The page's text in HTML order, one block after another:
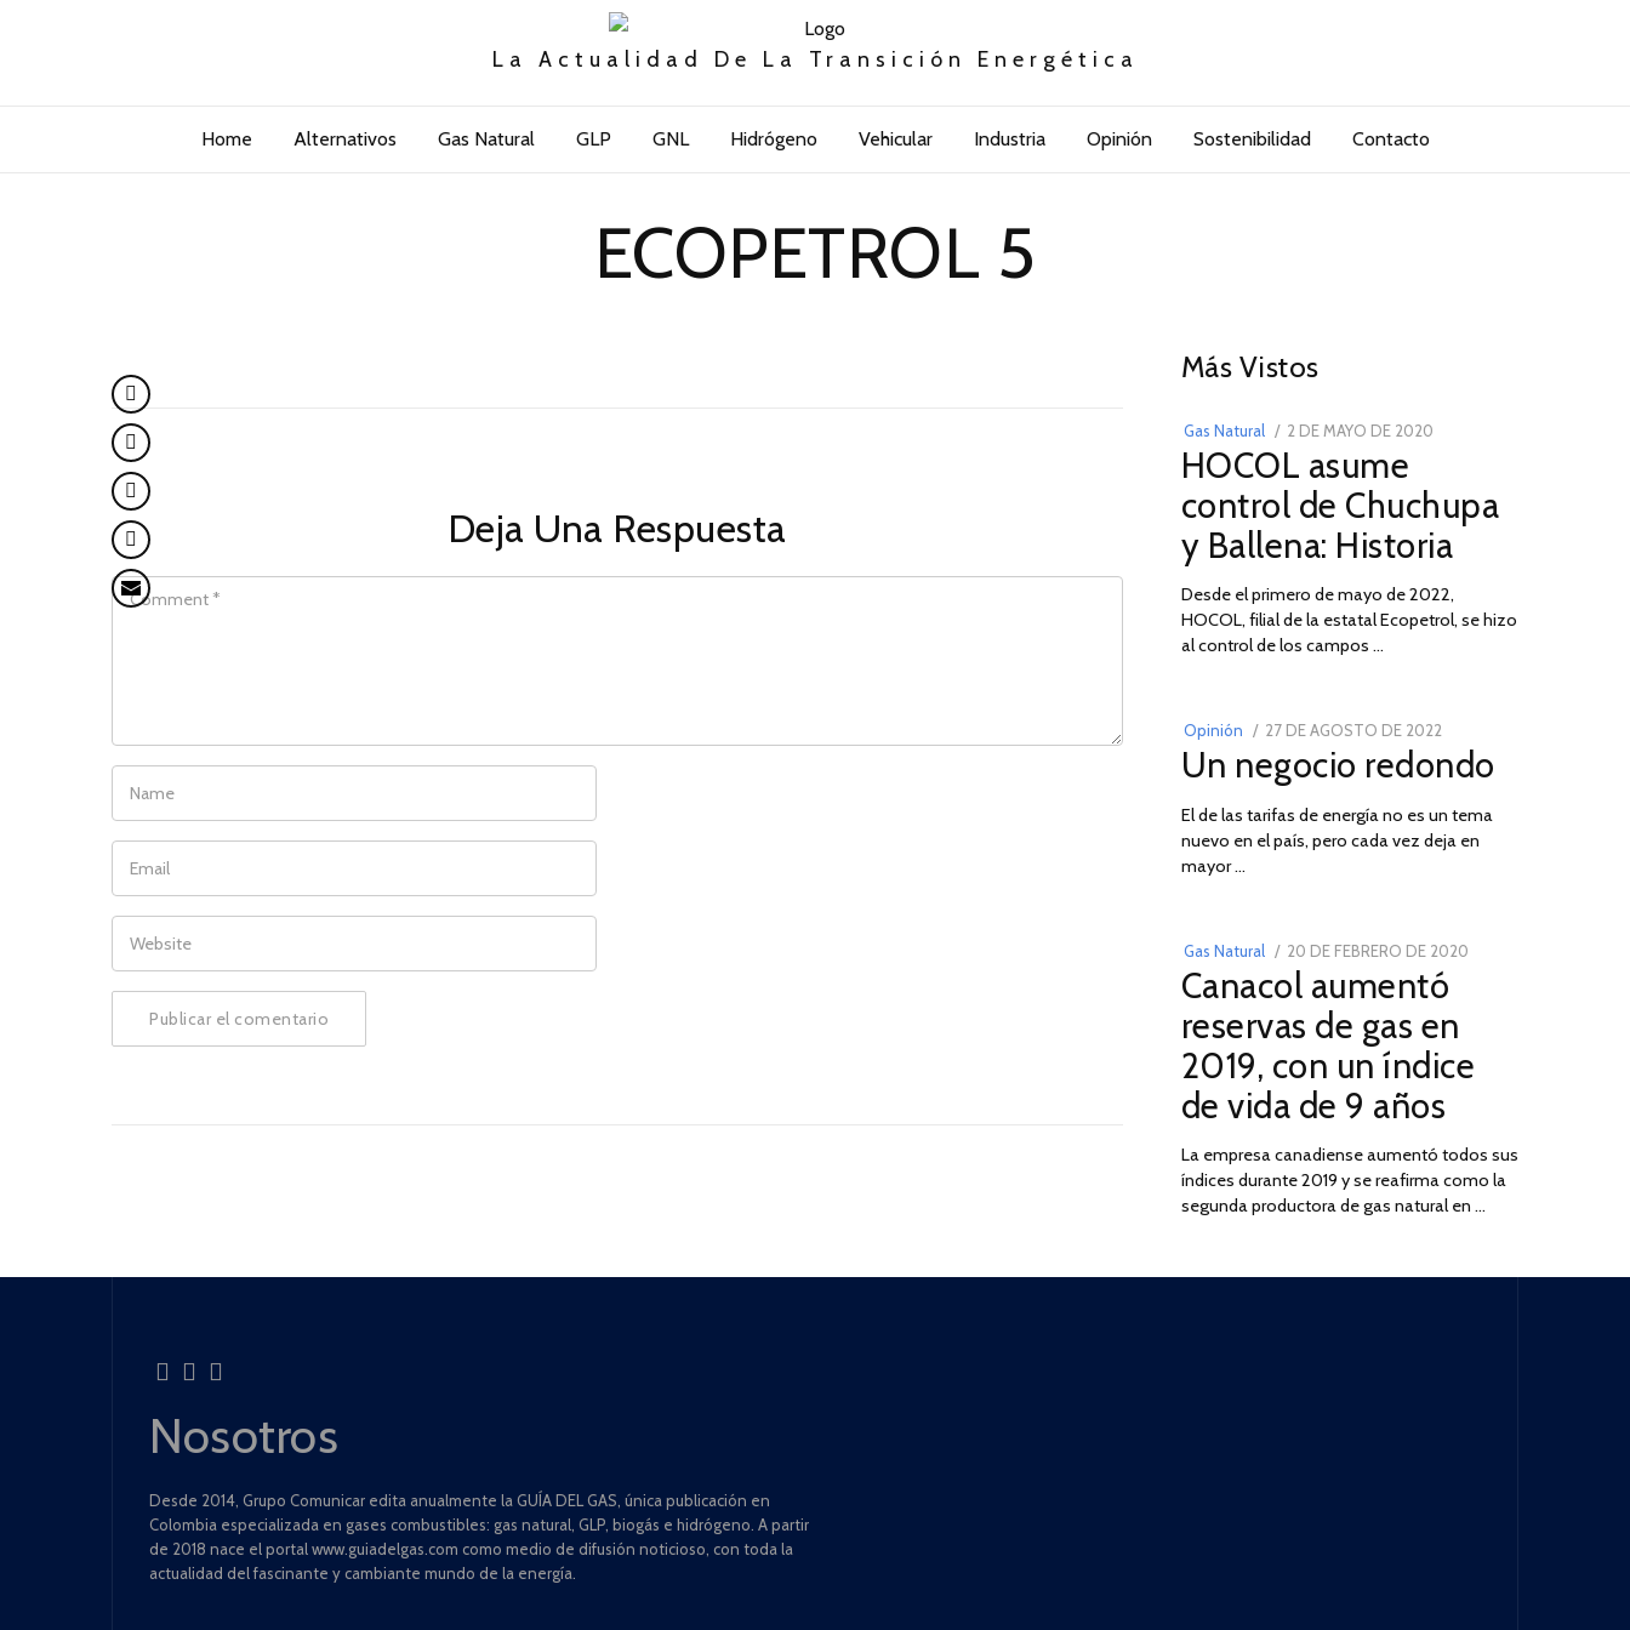
La Actualidad De La Transición Energética
Home Alternativos Gas Natural GLP GNL Hidrógeno Vehicular Industria Opinión Sostenibilidad Contacto
ECOPETROL 5
Deja Una Respuesta
COMMENT
NAME
EMAIL
WEBSITE
Más Vistos
Gas Natural
POSTED
ON
2 DE MAYO DE 2020
DE
2026
HOCOL asume
control de Chuchupa
y Ballena: Historia
Desde el primero de mayo de 2022,
HOCOL, filial de la estatal Ecopetrol, se hizo
al control de los campos …
Opinión
POSTED
ON
27 DE AGOSTO DE 202230
DE
DE
2022
Un negocio redondo
El de las tarifas de energía no es un tema
nuevo en el país, pero cada vez deja en
mayor …
03
Gas Natural
POSTED
ON
20 DE FEBRERO DE 2020
2025
Canacol aumentó
reservas de gas en
2019, con un índice
de vida de 9 años
La empresa canadiense aumentó todos sus
índices durante 2019 y se reafirma como la
segunda productora de gas natural en …
Nosotros
Desde 2014, Grupo Comunicar edita anualmente la GUÍA DEL GAS, única publicación en
Colombia especializada en gases combustibles: gas natural, GLP, biogás e hidrógeno. A partir
de 2018 nace el portal www.guiadelgas.com como medio de difusión noticioso, con toda la
actualidad del fascinante y cambiante mundo de la energía.